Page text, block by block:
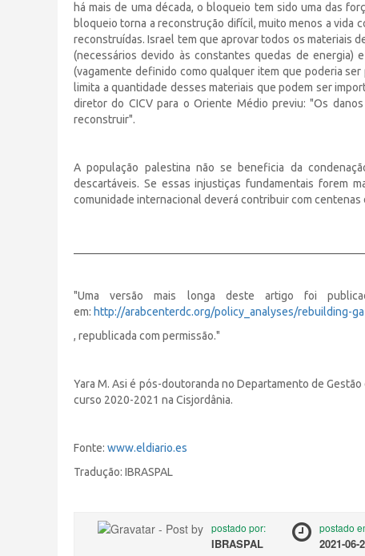
há mais de uma década, o bloqueio tem sido uma das
bloqueio torna a reconstrução difícil, muito menos a vida
reconstruídas. Israel tem que aprovar todos os materiais
(necessários devido às constantes quedas de energia)
(vagamente definido como qualquer item que poderia
limita a quantidade desses materiais que podem ser
diretor do CICV para o Oriente Médio previu: "Os
reconstruir".
A população palestina não se beneficia da
descartáveis. Se essas injustiças fundamentais forem
comunidade internacional deverá contribuir com
"Uma versão mais longa deste artigo foi
em: http://arabcenterdc.org/policy_analyses/rebuilding-
, republicada com permissão."
Yara M. Asi é pós-doutoranda no Departamento de
curso 2020-2021 na Cisjordânia.
Fonte: www.eldiario.es
Tradução: IBRASPAL
postado por:
IBRASPAL
postado
2021-06-